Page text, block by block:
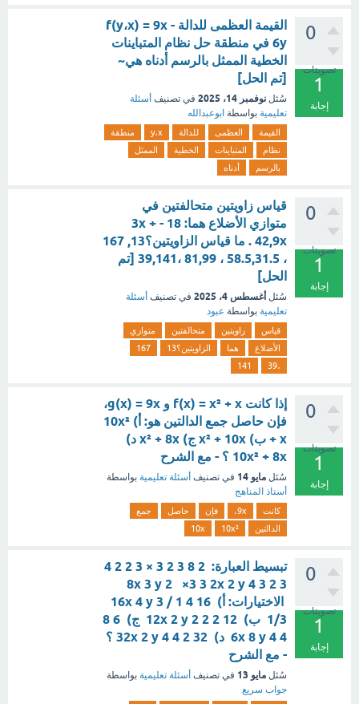
0
تصويتات
1
إجابة
القيمة العظمى للدالة f(y،x) = 9x -
6y في منطقة حل نظام المتباينات
الخطية الممثل بالرسم أدناه هي~
[تم الحل]
سُئل نوفمبر 14، 2025 في تصنيف أسئلة
تعليمية بواسطة ابوعبدالله
القيمة العظمى للدالة y،x
منطقة
نظام
المتباينات الخطية
الممثل
بالرسم
أدناه
0
تصويتات
1
إجابة
قياس زاويتين متحالفتين في
متوازي الأضلاع هما: 18 - 3x +
42,9x . ما قياس الزاويتين؟13, 167
، 58.5,31.5 ، 81,99 ،39,141 [تم
الحل]
سُئل أغسطس 4، 2025 في تصنيف أسئلة
تعليمية بواسطة عبود
قياس زاويتين متحالفتين
متوازي
الأضلاع
هما الزاويتين؟13
167
،39
141
0
تصويتات
1
إجابة
إذا كانت f(x) = x² + x و g(x) = 9x،
فإن حاصل جمع الدالتين هو: أ) 10x²
+ x ب) x² + 10x ج) x² + 8x د)
10x² + 8x ؟ - مع الشرح
سُئل مايو 14 في تصنيف أسئلة تعليمية بواسطة
أستاذ المناهج
كانت 9x، فإن حاصل
جمع
الدالتين
10x²
10x
0
تصويتات
1
إجابة
تبسيط العبارة: 2 8 3 2 3 × 3 2 2 4
الاختيارات: أ) 16 4 1 / 3 16x 4 y
1/3 ب) 12 2 2 12x 2 y 2 ج) 6 8
4 6x 8 y 4 د) 32 2 4 32x 2 y 4 ؟
- مع الشرح
سُئل مايو 13 في تصنيف أسئلة تعليمية بواسطة
جواب سريع